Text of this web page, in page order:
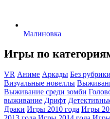
Малиновка
Игры по
VR Аниме Аркады Без рубрики
Визуальные новеллы
Выживание среди зомби
выживание Дрифт
Драки Игры 2010 года Игры